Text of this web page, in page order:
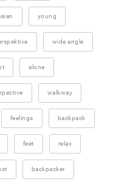
young
wide angle
alone
walkway
feelings backpack
feet relax
backpacker